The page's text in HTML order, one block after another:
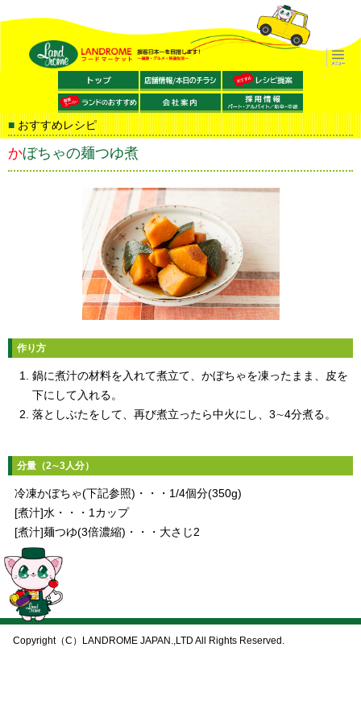
おすすめレシピ
かぼちゃの麺つゆ煮
作り方
鍋に煮汁の材料を入れて煮立て、かぼちゃを凍ったまま、皮を
下にして入れる。
落としぶたをして、再び煮立ったら中火にし、3∼4分煮る。
分量（2∼3人分）
冷凍かぼちゃ(下記参照)・・・1/4個分(350g)
[煮汁]水・・・1カップ
[煮汁]麺つゆ(3倍濃縮)・・・大さじ2
Copyright（C）LANDROME JAPAN.,LTD All Rights Reserved.